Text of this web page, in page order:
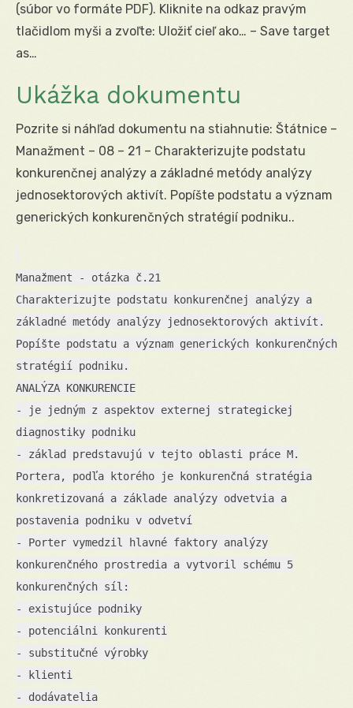
(súbor vo formáte PDF). Kliknite na odkaz pravým
tlačidlom myši a zvoľte: Uložiť cieľ ako… – Save target
as…
Ukážka dokumentu
Pozrite si náhľad dokumentu na stiahnutie: Štátnice –
Manažment – 08 – 21 – Charakterizujte podstatu
konkurenčnej analýzy a základné metódy analýzy
jednosektorových aktivít. Popíšte podstatu a význam
generických konkurenčných stratégií podniku..
Manažment - otázka č.21
Charakterizujte podstatu konkurenčnej analýzy a
základné metódy analýzy jednosektorových aktivít.
Popíšte podstatu a význam generických konkurenčných
stratégií podniku.
ANALÝZA KONKURENCIE
- je jedným z aspektov externej strategickej
diagnostiky podniku
- základ predstavujú v tejto oblasti práce M.
Portera, podľa ktorého je konkurenčná stratégia
konkretizovaná a základe analýzy odvetvia a
postavenia podniku v odvetví
- Porter vymedzil hlavné faktory analýzy
konkurenčného prostredia a vytvoril schému 5
konkurenčných síl:
- existujúce podniky
- potenciálni konkurenti
- substitučné výrobky
- klienti
- dodávatelia